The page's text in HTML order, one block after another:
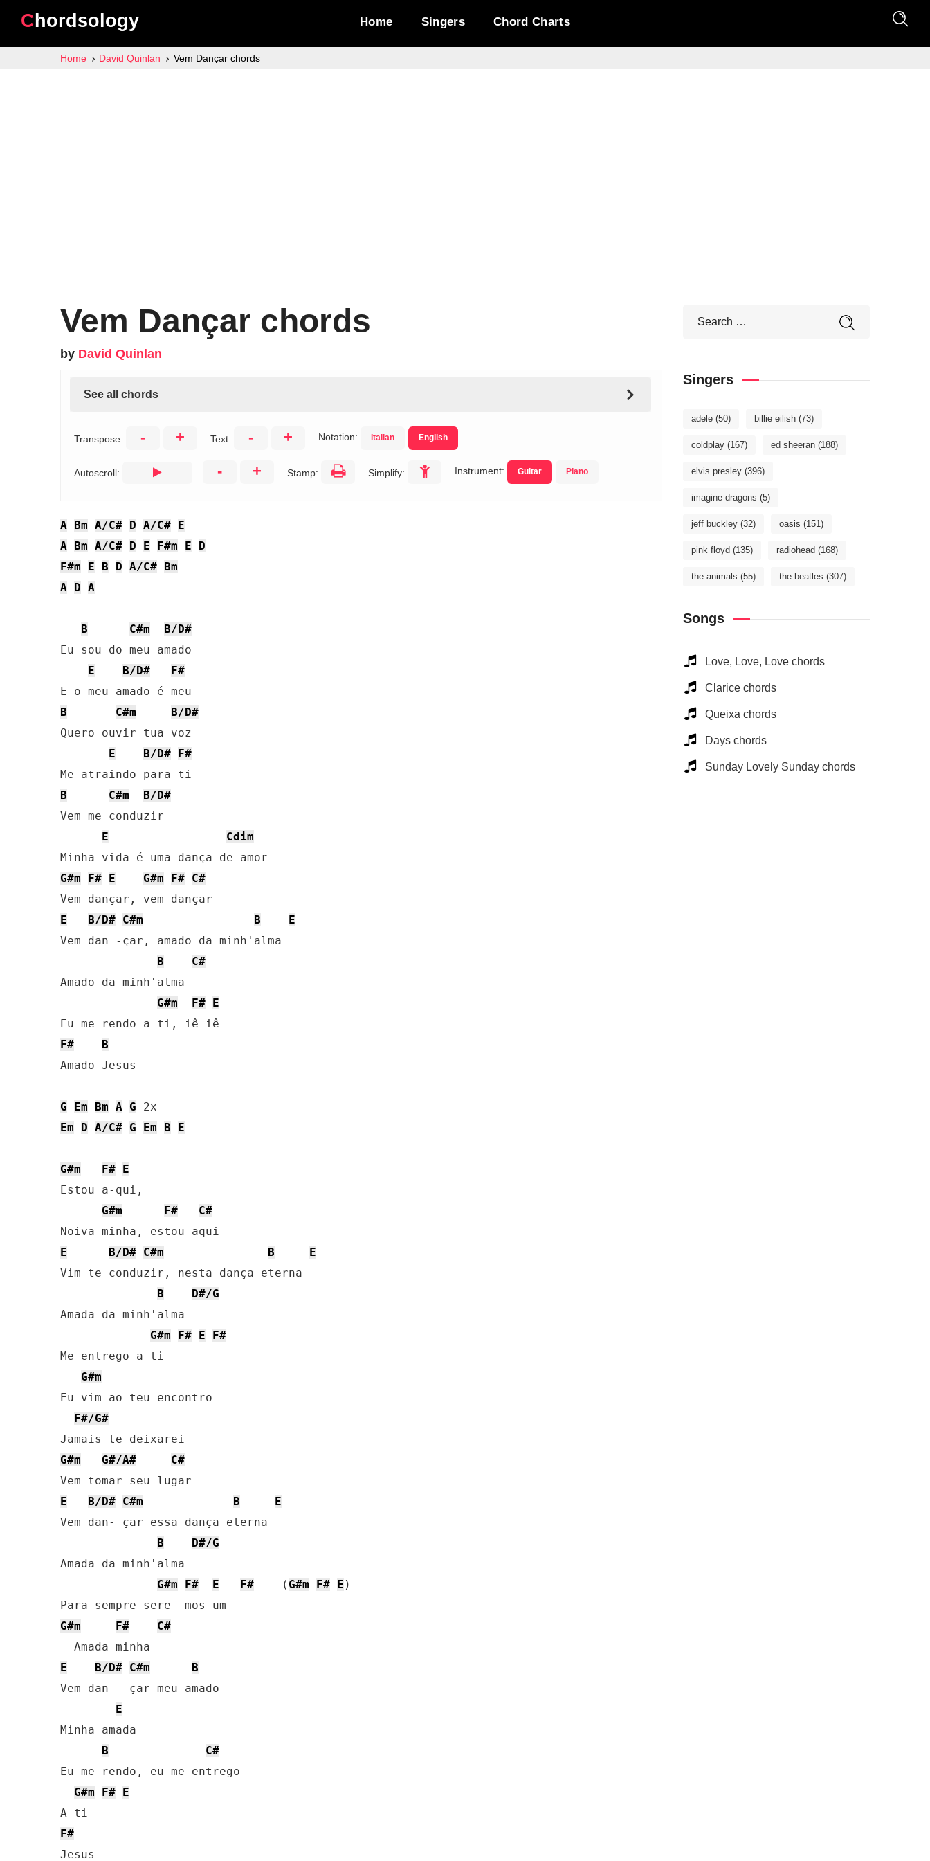
Chordsology Home Singers Chord Charts
Home David Quinlan Vem Dançar chords
Vem Dançar chords
by David Quinlan
See all chords
Transpose: - + Text: - + Notation: Italian English
Autoscroll: - + Stamp: Simplify: Instrument: Guitar Piano
A Bm A/C# D A/C# E
A Bm A/C# D E F#m E
D
F#m
E B D A/C# Bm
A D A
B C#m
B/D#
Eu sou do meu amado
E
B/D#
F#
B
C#m
B/D#
Quero ouvir tua voz
E
B/D# F#
B
C#m
B/D#
Vem me conduzir
E
Cdim
G#m
F# E G#m F# C#
E
B/D# C#m B
E
Vem dan -çar, amado da minh'alma
B
C#
Amado da minh'alma
G#m
F# E
F#
B
Amado Jesus
G Em Bm A G
Em
D A/C# G Em B E
G#m F# E
Estou a-qui,
G#m
F#
C#
E
B/D# C#m B
E
Vim te conduzir, nesta dança eterna
B
D#/G
Amada da minh'alma
G#m
F# E
F#
Me entrego a ti
G#m
Eu vim ao teu encontro
F#/G#
G#m
G#/A#
C#
E
B/D# C#m B
E
Vem dan- çar essa dança eterna
B
D#/G
Amada da minh'alma
G#m
F# E F#
    (
G#m F# E )
G#m
F#
C#
E
B/D# C#m
B
Vem dan - çar meu amado
E
Minha amada
B
C#
Eu me rendo, eu me entrego
G#m
F# E
F#
Jesus
Singers
adele (50) billie eilish (73)
coldplay (167) ed sheeran (188)
elvis presley (396)
imagine dragons (5)
jeff buckley (32) oasis (151)
pink floyd (135) radiohead (168)
the animals (55) the beatles (307)
Songs
Love, Love, Love chords
Clarice chords
Queixa chords
Days chords
Sunday Lovely Sunday chords